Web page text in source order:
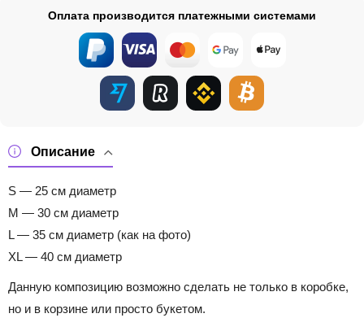
Описание
S — 25 см диаметр
M — 30 см диаметр
L — 35 см диаметр (как на фото)
XL — 40 см диаметр
Данную композицию возможно сделать не только в коробке,
но и в корзине или просто букетом.
Оплата производится платежными системами